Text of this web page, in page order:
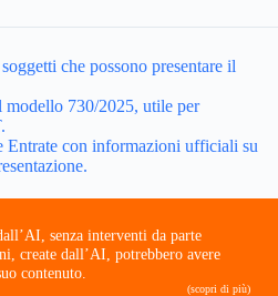
che possono presentare il
730/2025, utile per
Entrate con informazioni ufficiali su
senza interventi da parte
create dall’AI, potrebbero avere
contenuto.
(scopri di più)